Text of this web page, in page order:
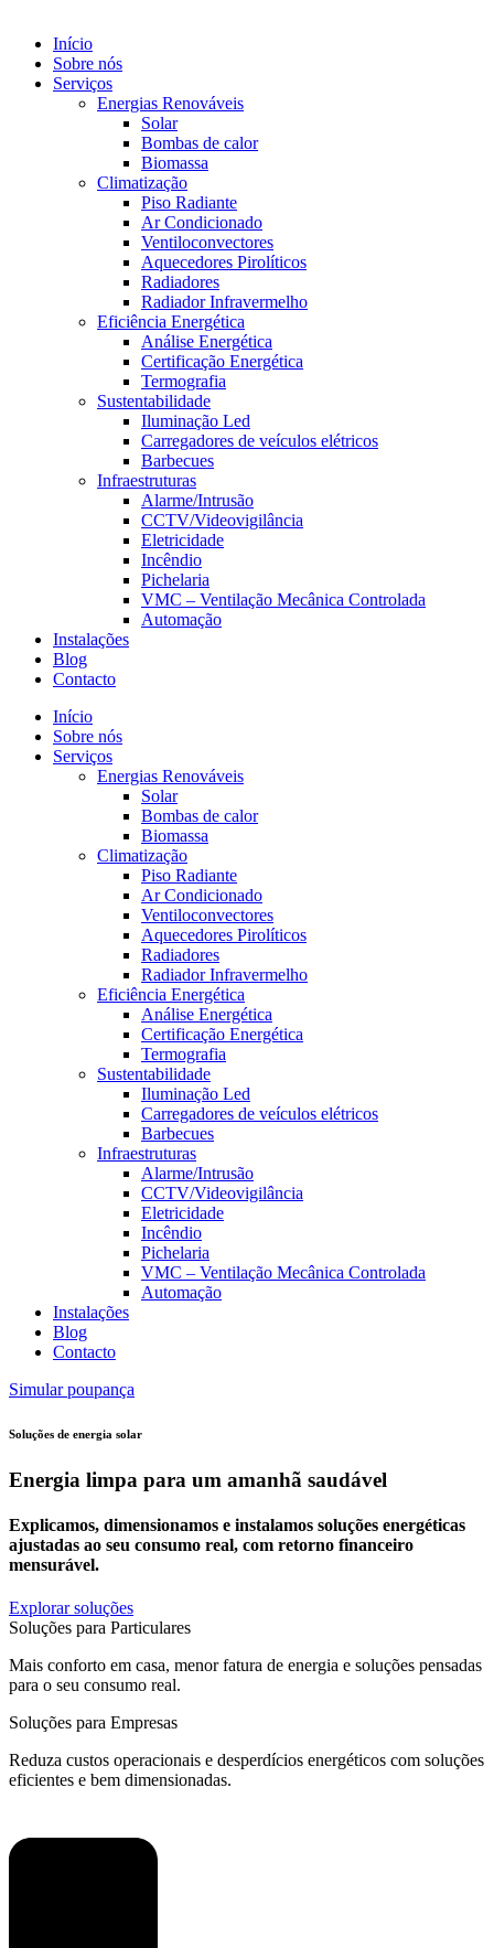
Início
Sobre nós
Serviços
Energias Renováveis
Solar
Bombas de calor
Biomassa
Climatização
Piso Radiante
Ar Condicionado
Ventiloconvectores
Aquecedores Pirolíticos
Radiadores
Radiador Infravermelho
Eficiência Energética
Análise Energética
Certificação Energética
Termografia
Sustentabilidade
Iluminação Led
Carregadores de veículos elétricos
Barbecues
Infraestruturas
Alarme/Intrusão
CCTV/Videovigilância
Eletricidade
Incêndio
Pichelaria
VMC – Ventilação Mecânica Controlada
Automação
Instalações
Blog
Contacto
Início
Sobre nós
Serviços
Energias Renováveis
Solar
Bombas de calor
Biomassa
Climatização
Piso Radiante
Ar Condicionado
Ventiloconvectores
Aquecedores Pirolíticos
Radiadores
Radiador Infravermelho
Eficiência Energética
Análise Energética
Certificação Energética
Termografia
Sustentabilidade
Iluminação Led
Carregadores de veículos elétricos
Barbecues
Infraestruturas
Alarme/Intrusão
CCTV/Videovigilância
Eletricidade
Incêndio
Pichelaria
VMC – Ventilação Mecânica Controlada
Automação
Instalações
Blog
Contacto
Simular poupança
Soluções de energia solar
Energia limpa para um amanhã saudável
Explicamos, dimensionamos e instalamos soluções energéticas
ajustadas ao seu consumo real, com retorno financeiro
mensurável.
Explorar soluções
Soluções para Particulares
Mais conforto em casa, menor fatura de energia e soluções pensadas
para o seu consumo real.
Soluções para Empresas
Reduza custos operacionais e desperdícios energéticos com soluções
eficientes e bem dimensionadas.